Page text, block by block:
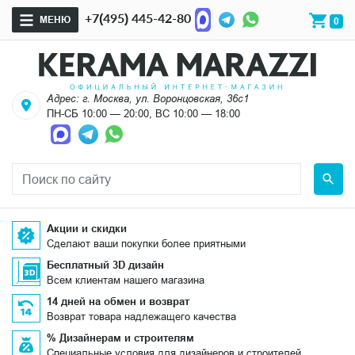
МЕНЮ +7(495) 445-42-80 0
Адрес: г. Москва, ул. Воронцовская, 36с1
ПН-СБ 10:00 — 20:00, ВС 10:00 — 18:00
Акции и скидки
Сделают ваши покупки более приятными
Бесплатный 3D дизайн
Всем клиентам нашего магазина
14 дней на обмен и возврат
Возврат товара надлежащего качества
% Дизайнерам и строителям